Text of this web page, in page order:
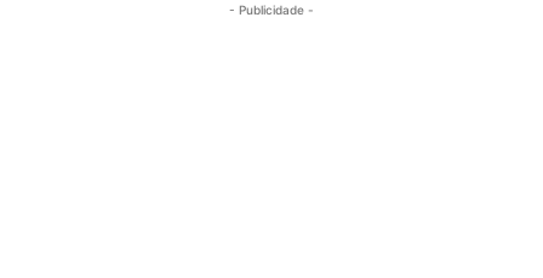
- Publicidade -